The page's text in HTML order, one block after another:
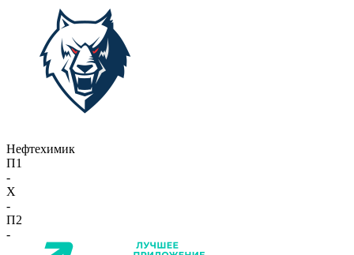
Нефтехимик
П1
-
X
-
П2
-